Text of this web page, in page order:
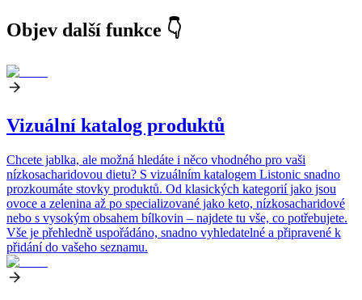
Objev další funkce 👇
Vizuální katalog produktů
Chcete jablka, ale možná hledáte i něco vhodného pro vaši
nízkosacharidovou dietu? S vizuálním katalogem Listonic snadno
prozkoumáte stovky produktů. Od klasických kategorií jako jsou
ovoce a zelenina až po specializované jako keto, nízkosacharidové
nebo s vysokým obsahem bílkovin – najdete tu vše, co potřebujete.
Vše je přehledně uspořádáno, snadno vyhledatelné a připravené k
přidání do vašeho seznamu.